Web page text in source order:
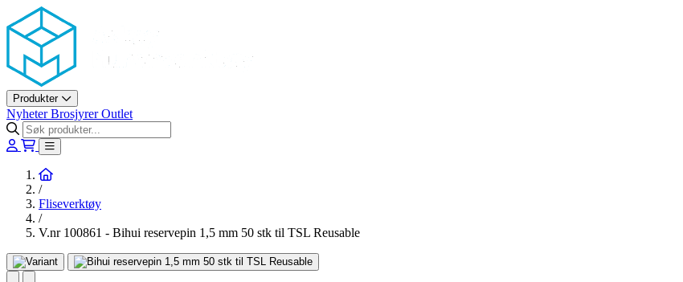
Askøy Murerverktøy AS
Produkter
NyheterBrosjyrerOutlet
Hjem
/
Fliseverktøy
/
V.nr 100861 - Bihui reservepin 1,5 mm 50 stk til TSL Reusable